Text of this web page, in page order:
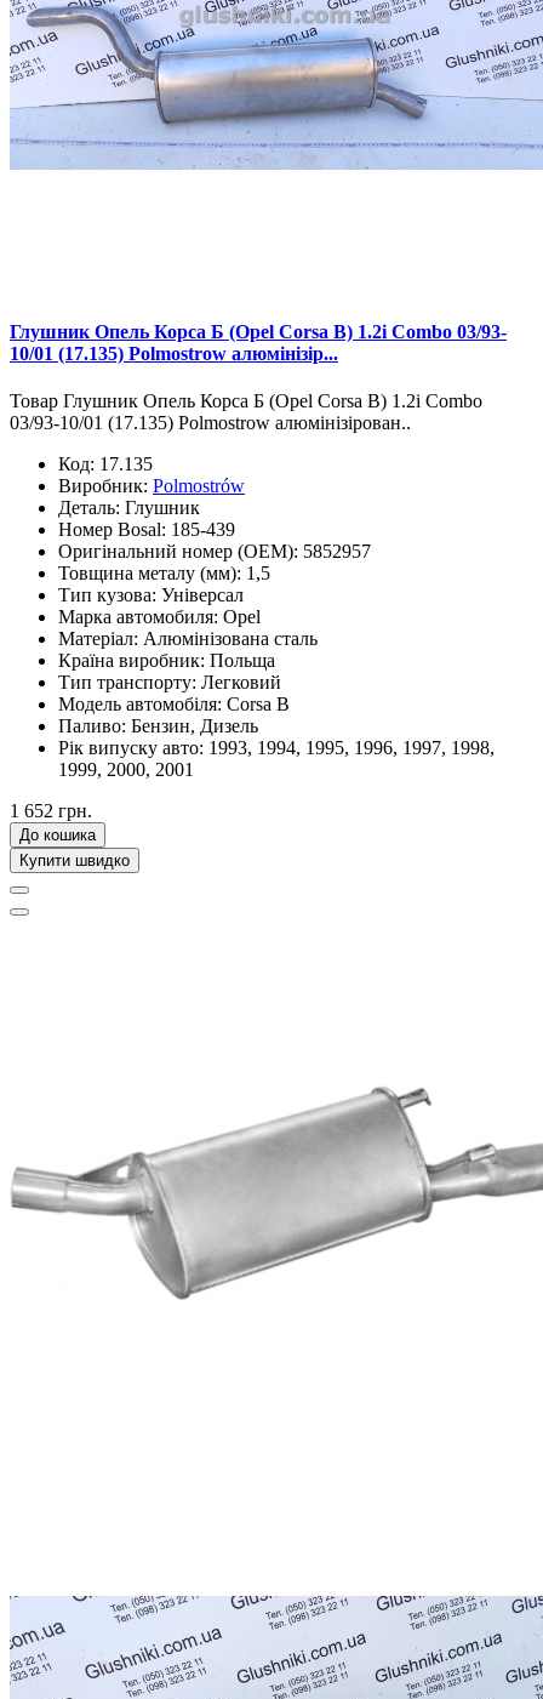
Глушник Опель Корса Б (Opel Corsa B) 1.2i Combo 03/93-
10/01 (17.135) Polmostrow алюмінізір...
Товар Глушник Опель Корса Б (Opel Corsa B) 1.2i Combo
03/93-10/01 (17.135) Polmostrow алюмінізірован..
Код: 17.135
Виробник: Polmostrów
Деталь: Глушник
Номер Bosal: 185-439
Оригінальний номер (OEM): 5852957
Товщина металу (мм): 1,5
Тип кузова: Універсал
Марка автомобиля: Opel
Матеріал: Алюмінізована сталь
Країна виробник: Польща
Тип транспорту: Легковий
Модель автомобіля: Corsa B
Паливо: Бензин, Дизель
Рік випуску авто: 1993, 1994, 1995, 1996, 1997, 1998,
1999, 2000, 2001
1 652 грн.
До кошика
Купити швидко